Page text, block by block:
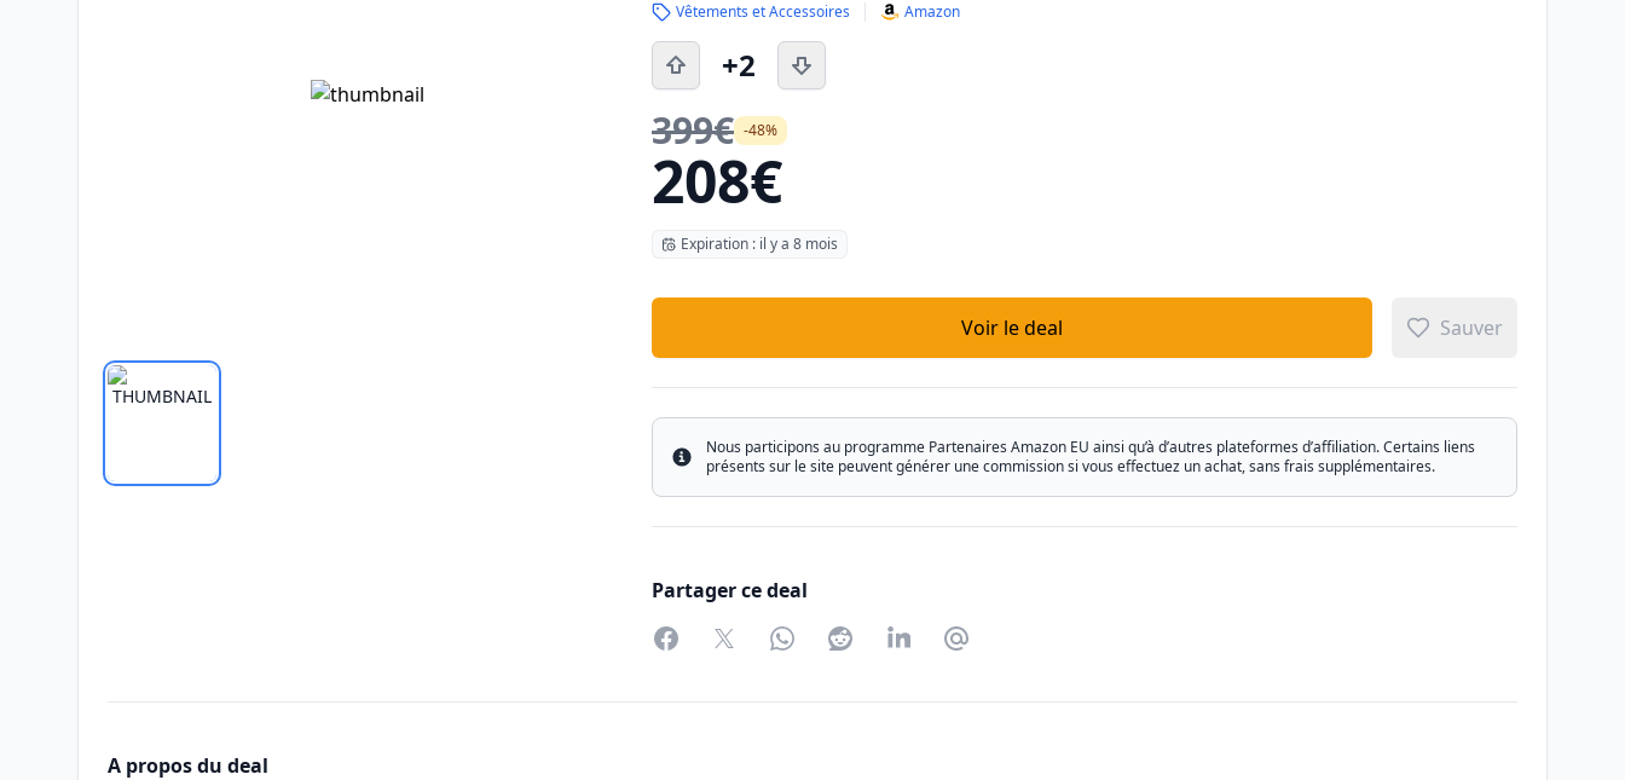
Vêtements et Accessoires Amazon
+2
399€ -48%
208€
Expiration : il y a 8 mois
Voir le deal Sauver
Info
Nous participons au programme Partenaires Amazon EU ainsi qu’à d’autres plateformes d’affiliation. Certains liens
présents sur le site peuvent générer une commission si vous effectuez un achat, sans frais supplémentaires.
Partager ce deal
FacebookTwitterWhatsAppRedditLinkedInPartager par Email
A propos du deal